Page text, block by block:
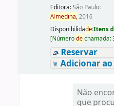
Editora:São Paulo:
Almedina,2016
Disponibilidade:Itens
[Númerodechamada:
Reservar
Adicionar
Não
que